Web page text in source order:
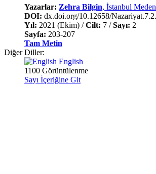
Yazarlar: Zehra Bilgin, İstanbul
DOI: dx.doi.org/10.12658/
Yıl: 2021 (Ekim) /Cilt: 7 /Sayı: 2
Sayfa: 203-207
Tam Metin
Diğer Diller:
English
1100 Görüntülenme
Sayı İçeriğine Git